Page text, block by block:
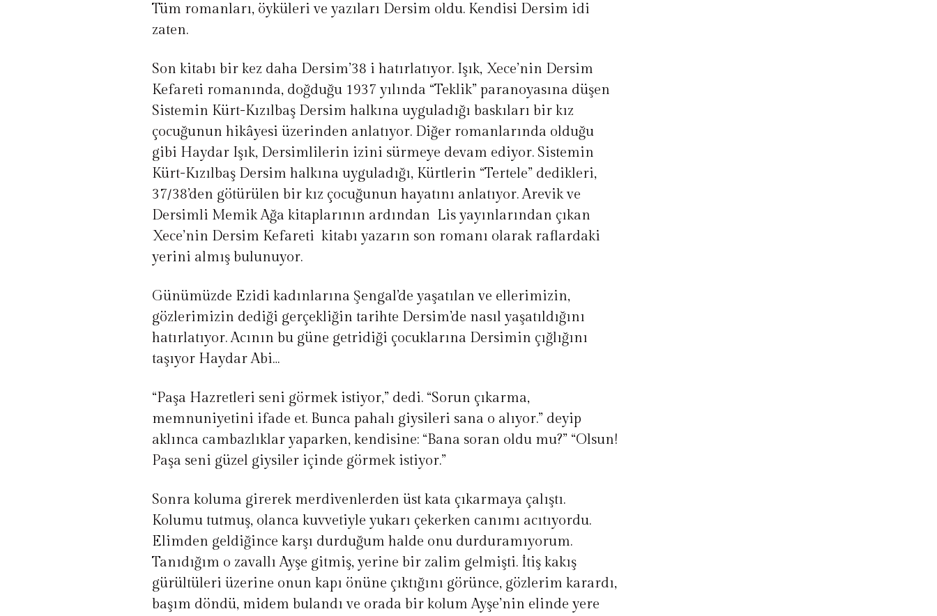
Tüm romanları, öyküleri ve yazıları Dersim oldu. Kendisi Dersim idi
zaten.
Son kitabı bir kez daha Dersim’38 i hatırlatıyor. Işık, Xece’nin Dersim
Kefareti romanında, doğduğu 1937 yılında “Teklik” paranoyasına düşen
Sistemin Kürt-Kızılbaş Dersim halkına uyguladığı baskıları bir kız
çocuğunun hikâyesi üzerinden anlatıyor. Diğer romanlarında olduğu
gibi Haydar Işık, Dersimlilerin izini sürmeye devam ediyor. Sistemin
Kürt-Kızılbaş Dersim halkına uyguladığı, Kürtlerin “Tertele” dedikleri,
37/38’den götürülen bir kız çocuğunun hayatını anlatıyor. Arevik ve
Dersimli Memik Ağa kitaplarının ardından Lis yayınlarından çıkan
Xece’nin Dersim Kefareti kitabı yazarın son romanı olarak raflardaki
yerini almış bulunuyor.
Günümüzde Ezidi kadınlarına Şengal’de yaşatılan ve ellerimizin,
gözlerimizin dediği gerçekliğin tarihte Dersim’de nasıl yaşatıldığını
hatırlatıyor. Acının bu güne getridiği çocuklarına Dersimin çığlığını
taşıyor Haydar Abi…
“Paşa Hazretleri seni görmek istiyor,” dedi. “Sorun çıkarma,
memnuniyetini ifade et. Bunca pahalı giysileri sana o alıyor.” deyip
aklınca cambazlıklar yaparken, kendisine: “Bana soran oldu mu?” “Olsun!
Paşa seni güzel giysiler içinde görmek istiyor.”
Sonra koluma girerek merdivenlerden üst kata çıkarmaya çalıştı.
Kolumu tutmuş, olanca kuvvetiyle yukarı çekerken canımı acıtıyordu.
Elimden geldiğince karşı durduğum halde onu durduramıyorum.
Tanıdığım o zavallı Ayşe gitmiş, yerine bir zalim gelmişti. İtiş kakış
gürültüleri üzerine onun kapı önüne çıktığını görünce, gözlerim karardı,
başım döndü, midem bulandı ve orada bir kolum Ayşe’nin elinde yere